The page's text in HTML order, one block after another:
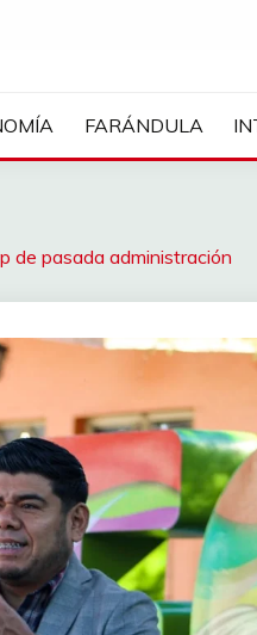
FARÁNDULA
de pasada administración